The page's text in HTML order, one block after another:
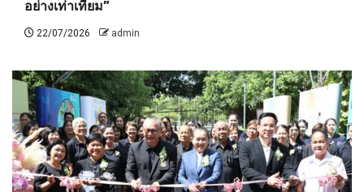
อย่างเท่าเทียม”
22/07/2026 admin